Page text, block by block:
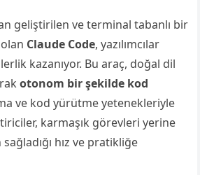
geliştirilen ve terminal tabanlı bir
Claude Code, yazılımcılar
kazanıyor. Bu araç, doğal dil
otonom bir şekilde kod
ve kod yürütme yetenekleriyle
karmaşık görevleri yerine
hız ve pratikliğe